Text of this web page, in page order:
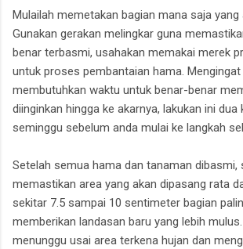
Mulailah memetakan bagian mana saja
Gunakan gerakan melingkar guna
benar terbasmi, usahakan memakai merek
untuk proses pembantaian hama.
membutuhkan waktu untuk benar-benar
diinginkan hingga ke akarnya, lakukan ini dua
seminggu sebelum anda mulai ke langkah
Setelah semua hama dan tanaman dibasmi,
memastikan area yang akan dipasang rata
sekitar 7.5 sampai 10 sentimeter bagian
memberikan landasan baru yang lebih
menunggu usai area terkena hujan dan